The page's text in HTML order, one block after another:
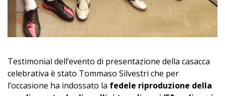
Testimonial dell’evento di presentazione della casacca
celebrativa è stato Tommaso Silvestri che per
l’occasione ha indossato la fedele riproduzione della